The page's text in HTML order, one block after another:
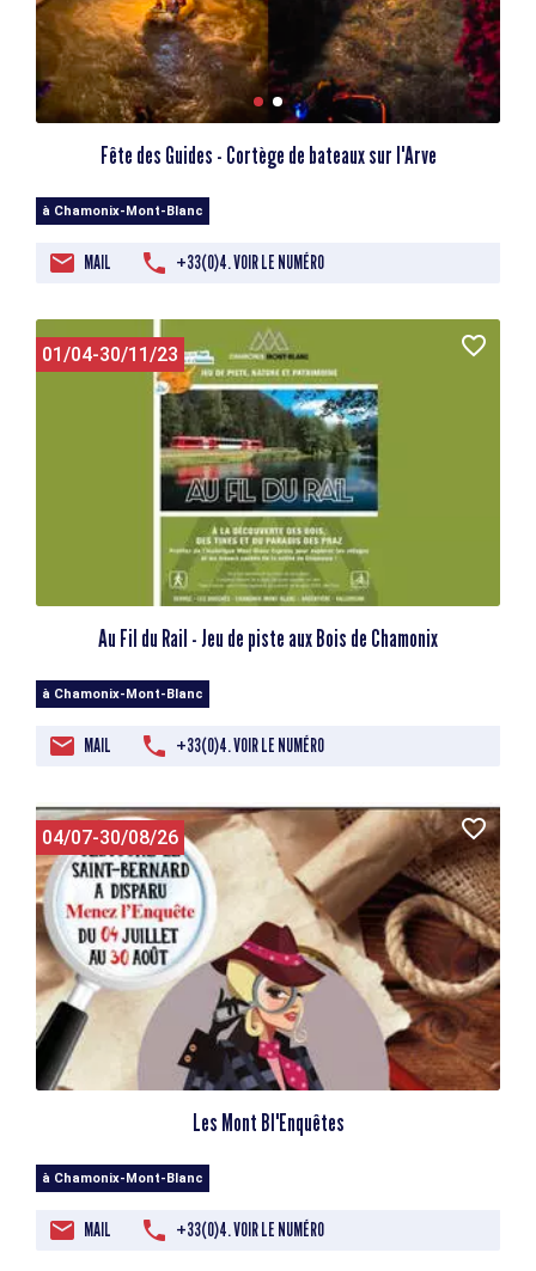
Fête des Guides - Cortège de bateaux sur l'Arve
à Chamonix-Mont-Blanc
MAIL +33(0)4. VOIR LE NUMÉRO
01/04-30/11/23
Au Fil du Rail - Jeu de piste aux Bois de Chamonix
à Chamonix-Mont-Blanc
MAIL +33(0)4. VOIR LE NUMÉRO
04/07-30/08/26
Les Mont Bl'Enquêtes
à Chamonix-Mont-Blanc
MAIL +33(0)4. VOIR LE NUMÉRO